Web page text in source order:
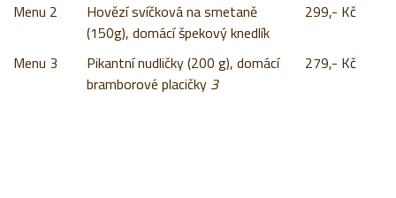
Menu 2
Hovězí svíčková na smetaně
(150g), domácí špekový knedlík
299,- Kč
Menu 3
Pikantní nudličky (200 g), domácí
bramborové placičky 3
279,- Kč